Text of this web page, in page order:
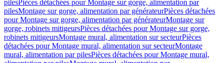
pilesPièces détachées pour Montage sur gorge, alimentation par
pilesMontage sur gorge, alimentation par générateurPièces détachées
pour Montage sur gorge, alimentation par générateurMontage sur
gorge, robinets mitigeursPièces détachées pour Montage sur gorge,
robinets mitigeursMontage mural, alimentation sur secteurPièces
détachées pour Montage mural, alimentation sur secteurMontage
mural, alimentation par pilesPièces détachées pour Montage mural,